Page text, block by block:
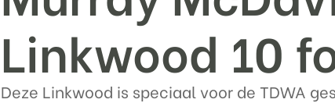
Linkwood 10
Deze Linkwood is speciaal voor de TDWA